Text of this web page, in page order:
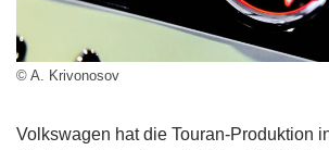
© A. Krivonosov
Volkswagen hat die Touran-Produktion